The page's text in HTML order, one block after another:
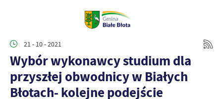
21 - 10 - 2021
Wybór wykonawcy studium dla
przyszłej obwodnicy w Białych
Błotach- kolejne podejście